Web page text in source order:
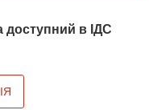
доступний в ІДС